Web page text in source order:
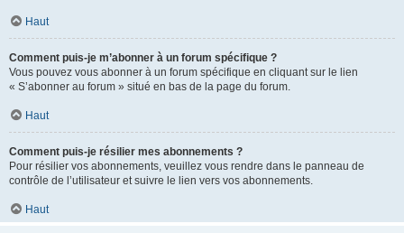
Haut
Comment puis-je m’abonner à un forum spécifique ?
Vous pouvez vous abonner à un forum spécifique en cliquant sur le lien
« S’abonner au forum » situé en bas de la page du forum.
Haut
Comment puis-je résilier mes abonnements ?
Pour résilier vos abonnements, veuillez vous rendre dans le panneau de
contrôle de l’utilisateur et suivre le lien vers vos abonnements.
Haut